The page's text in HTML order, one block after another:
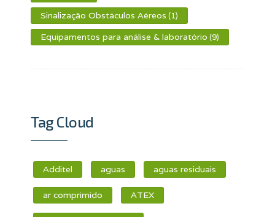
Sinalização Obstáculos Aéreos (1)
Equipamentos para análise & laboratório (9)
Tag Cloud
Additel aguas aguas residuais
ar comprimido ATEX